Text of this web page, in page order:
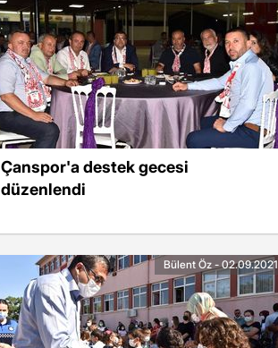
Çanspor'a destek gecesi
düzenlendi
Bülent Öz - 02.09.2021